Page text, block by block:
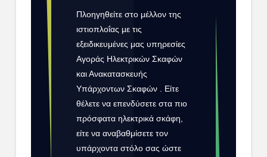
Πλοηγηθείτε στο μέλλον της
ιστιοπλοΐας με τις
εξειδικευμένες μας υπηρεσίες
Αγοράς Ηλεκτρικών Σκαφών
και Ανακατασκευής
Υπάρχοντων Σκαφών . Είτε
θέλετε να επενδύσετε στα πιο
πρόσφατα ηλεκτρικά σκάφη,
είτε να αναβαθμίσετε τον
υπάρχοντα στόλο σας ώστε